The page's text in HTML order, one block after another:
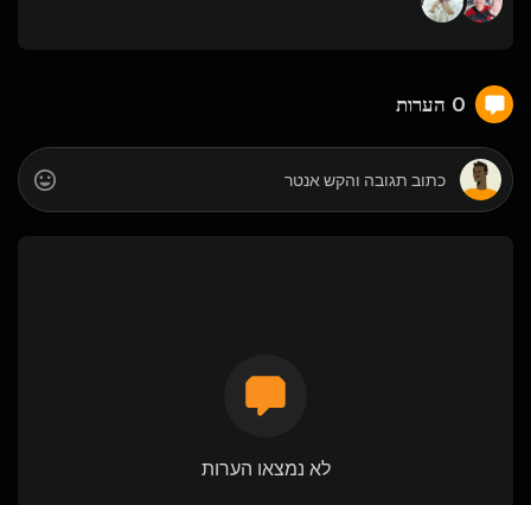
0 הערות
לא נמצאו הערות